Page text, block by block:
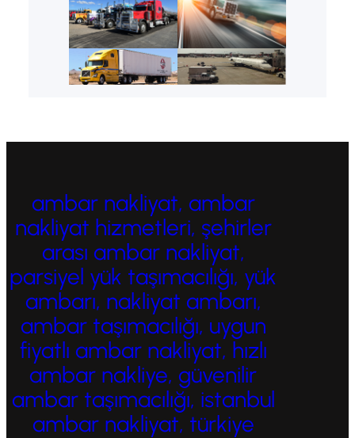
ambar nakliyat, ambar
nakliyat hizmetleri, şehirler
arası ambar nakliyat,
parsiyel yük taşımacılığı, yük
ambarı, nakliyat ambarı,
ambar taşımacılığı, uygun
fiyatlı ambar nakliyat, hızlı
ambar nakliye, güvenilir
ambar taşımacılığı, istanbul
ambar nakliyat, türkiye